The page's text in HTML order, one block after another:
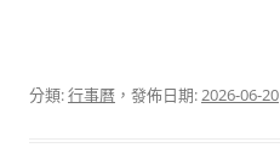
分類:行事曆 ，發佈日期:2026-06-20